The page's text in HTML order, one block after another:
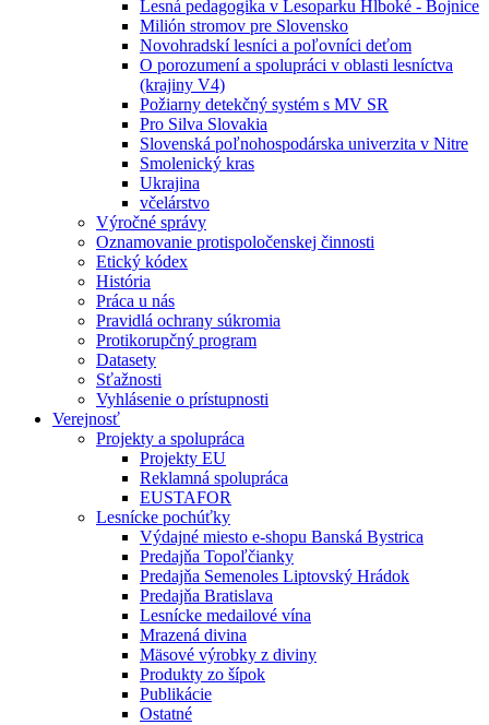
Lesná pedagogika v Lesoparku Hlboké - Bojnice
Milión stromov pre Slovensko
Novohradskí lesníci a poľovníci deťom
O porozumení a spolupráci v oblasti lesníctva
(krajiny V4)
Požiarny detekčný systém s MV SR
Pro Silva Slovakia
Slovenská poľnohospodárska univerzita v Nitre
Smolenický kras
Ukrajina
včelárstvo
Výročné správy
Oznamovanie protispoločenskej činnosti
Etický kódex
História
Práca u nás
Pravidlá ochrany súkromia
Protikorupčný program
Datasety
Sťažnosti
Vyhlásenie o prístupnosti
Verejnosť
Projekty a spolupráca
Projekty EU
Reklamná spolupráca
EUSTAFOR
Lesnícke pochúťky
Výdajné miesto e-shopu Banská Bystrica
Predajňa Topoľčianky
Predajňa Semenoles Liptovský Hrádok
Predajňa Bratislava
Lesnícke medailové vína
Mrazená divina
Mäsové výrobky z diviny
Produkty zo šípok
Publikácie
Ostatné